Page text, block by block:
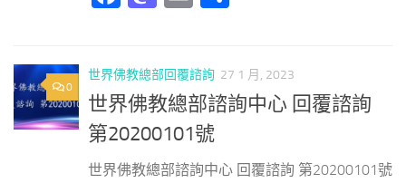
0
世界佛教總部回覆諮詢 27 1 月, 2023
世界佛教總部諮詢中心 回覆諮詢
第20200101號
世界佛教總部諮詢中心 回覆諮詢 第20200101號